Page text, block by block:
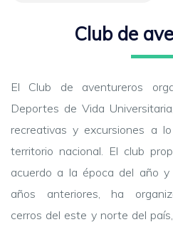
Club de
El Club de aventureros
Deportes de Vida
recreativas y excursiones a
territorio nacional. El club
acuerdo a la época del año
años anteriores, ha
cerros del este y norte del